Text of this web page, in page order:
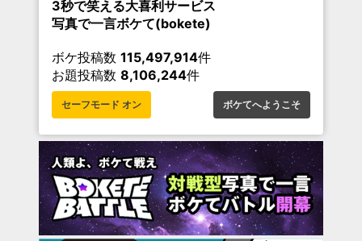
3秒で笑える大喜利サービス
写真で一言ボケて(bokete)
ボケ投稿数 115,497,914件
お題投稿数 8,106,244件
セーフモード オン ボケてへようこそ